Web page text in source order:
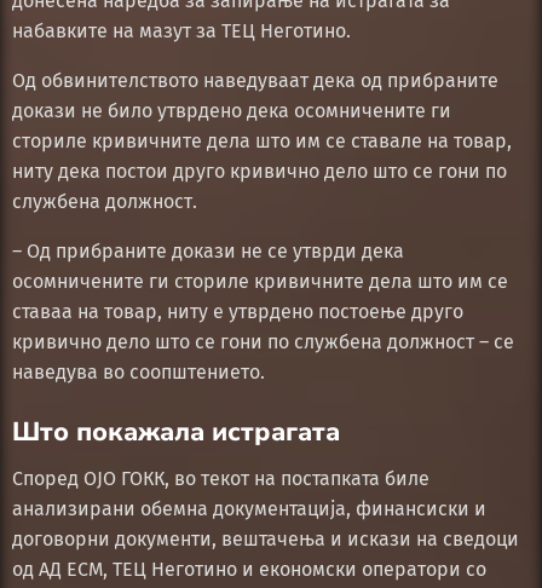
набавките на мазут за ТЕЦ Неготино.
Од обвинителството наведуваат дека од прибраните
докази не било утврдено дека осомничените ги
сториле кривичните дела што им се ставале на товар,
ниту дека постои друго кривично дело што се гони по
службена должност.
– Од прибраните докази не се утврди дека
осомничените ги сториле кривичните дела што им се
ставаа на товар, ниту е утврдено постоење друго
кривично дело што се гони по службена должност – се
наведува во соопштението.
Што покажала истрагата
Според ОЈО ГОКК, во текот на постапката биле
анализирани обемна документација, финансиски и
договорни документи, вештачења и искази на сведоци
од АД ЕСМ, ТЕЦ Неготино и економски оператори со